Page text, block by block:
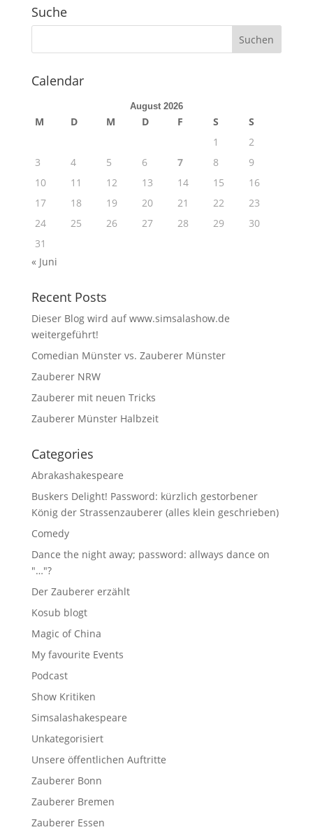
Suche
Calendar
August 2026
M D M D F S
S
1
2
3
4 5 6 7 8
9
10
11 12 13 14 15
16
17
18 19 20 21 22
23
24
25 26 27 28 29
30
31
« Juni
Recent Posts
Dieser Blog wird auf www.simsalashow.de
weitergeführt!
Comedian Münster vs. Zauberer Münster
Zauberer NRW
Zauberer mit neuen Tricks
Zauberer Münster Halbzeit
Categories
Abrakashakespeare
Buskers Delight! Password: kürzlich gestorbener
König der Strassenzauberer (alles klein geschrieben)
Comedy
Dance the night away; password: allways dance on
"…"?
Der Zauberer erzählt
Kosub blogt
Magic of China
My favourite Events
Podcast
Show Kritiken
Simsalashakespeare
Unkategorisiert
Unsere öffentlichen Auftritte
Zauberer Bonn
Zauberer Bremen
Zauberer Essen